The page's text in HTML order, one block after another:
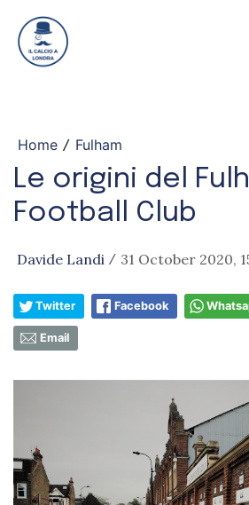
Home / Fulham
Le origini del
Football Club
Davide Landi / 31 October 2020,
Twitter Facebook
Email